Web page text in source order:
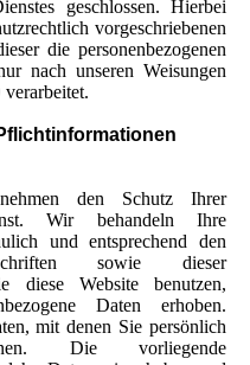
geschlossen. Hierbei
vorgeschriebenen
die personenbezogenen
nach unseren Weisungen
den Schutz Ihrer
Wir behandeln Ihre
und entsprechend den
sowie dieser
diese Website benutzen,
Daten erhoben.
mit denen Sie persönlich
Die vorliegende